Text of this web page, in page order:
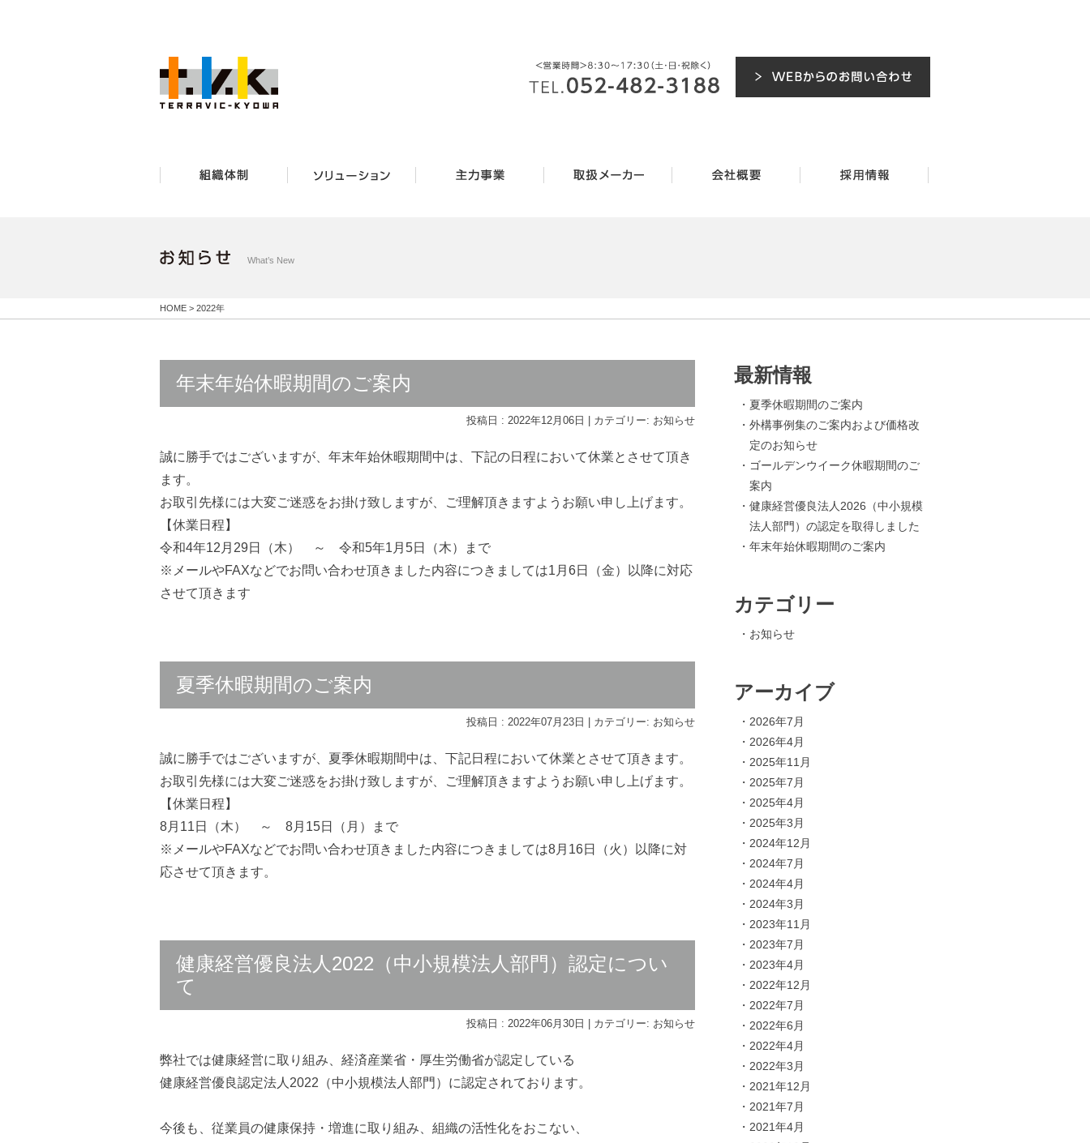
What’s New
HOME > 2022年
年末年始休暇期間のご案内
投稿日 : 2022年12月06日 | カテゴリー: お知らせ
誠に勝手ではございますが、年末年始休暇期間中は、下記の日程において休業とさせて頂き
ます。
お取引先様には大変ご迷惑をお掛け致しますが、ご理解頂きますようお願い申し上げます。
【休業日程】
令和4年12月29日（木） ～ 令和5年1月5日（木）まで
※メールやFAXなどでお問い合わせ頂きました内容につきましては1月6日（金）以降に対応
させて頂きます
夏季休暇期間のご案内
投稿日 : 2022年07月23日 | カテゴリー: お知らせ
誠に勝手ではございますが、夏季休暇期間中は、下記日程において休業とさせて頂きます。
お取引先様には大変ご迷惑をお掛け致しますが、ご理解頂きますようお願い申し上げます。
【休業日程】
8月11日（木） ～ 8月15日（月）まで
※メールやFAXなどでお問い合わせ頂きました内容につきましては8月16日（火）以降に対
応させて頂きます。
健康経営優良法人2022（中小規模法人部門）認定につい
て
投稿日 : 2022年06月30日 | カテゴリー: お知らせ
弊社では健康経営に取り組み、経済産業省・厚生労働省が認定している
健康経営優良認定法人2022（中小規模法人部門）に認定されております。
今後も、従業員の健康保持・増進に取り組み、組織の活性化をおこない、
最新情報
・ 夏季休暇期間のご案内
・ 外構事例集のご案内および価格改
定のお知らせ
・ ゴールデンウイーク休暇期間のご
案内
・ 健康経営優良法人2026（中小規模
法人部門）の認定を取得しました
・ 年末年始休暇期間のご案内
カテゴリー
・ お知らせ
アーカイブ
・ 2026年7月
・ 2026年4月
・ 2025年11月
・ 2025年7月
・ 2025年4月
・ 2025年3月
・ 2024年12月
・ 2024年7月
・ 2024年4月
・ 2024年3月
・ 2023年11月
・ 2023年7月
・ 2023年4月
・ 2022年12月
・ 2022年7月
・ 2022年6月
・ 2022年4月
・ 2022年3月
・ 2021年12月
・ 2021年7月
・ 2021年4月